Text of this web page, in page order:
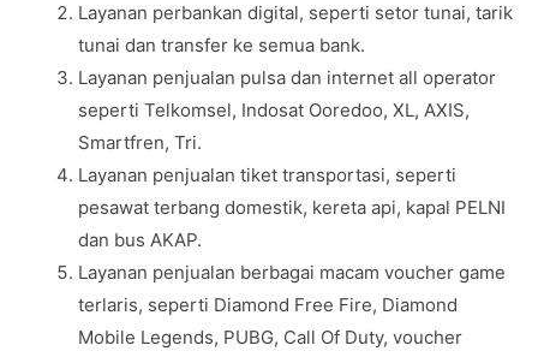
Layanan perbankan digital, seperti setor tunai, tarik
tunai dan transfer ke semua bank.
Layanan penjualan pulsa dan internet all operator
seperti Telkomsel, Indosat Ooredoo, XL, AXIS,
Smartfren, Tri.
Layanan penjualan tiket transportasi, seperti
pesawat terbang domestik, kereta api, kapal PELNI
dan bus AKAP.
Layanan penjualan berbagai macam voucher game
terlaris, seperti Diamond Free Fire, Diamond
Mobile Legends, PUBG, Call Of Duty, voucher